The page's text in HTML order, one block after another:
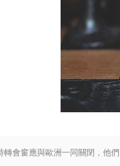
轉會窗應與歐洲一同關閉，他